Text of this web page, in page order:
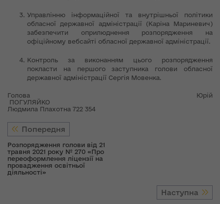
Управлінню інформаційної та внутрішньої політики
обласної державної адміністрації (Каріна Мариневич)
забезпечити оприлюднення розпорядження на
офіційному вебсайті обласної державної адміністрації.
Контроль за виконанням цього розпорядження
покласти на першого заступника голови обласної
державної адміністрації Сергія Мовенка.
Голова Юрій
ПОГУЛЯЙКО
Людмила Плахотна 722 354
Попередня
Розпорядження голови від 21
травня 2021 року № 270 «Про
переоформлення ліцензії на
провадження освітньої
діяльності»
Наступна